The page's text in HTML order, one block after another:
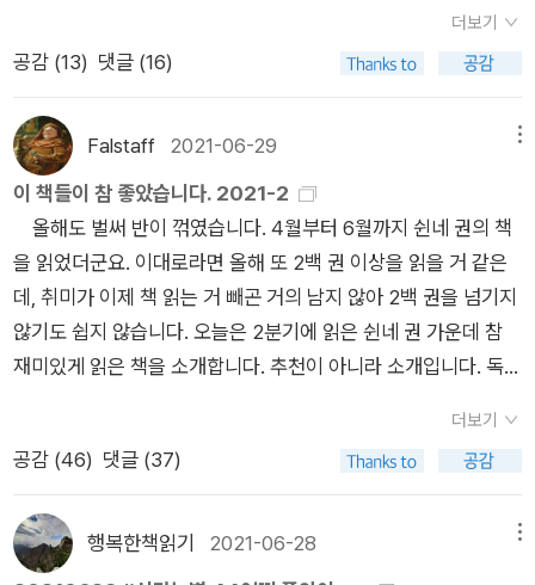
전 뒷길에서 밥벌이”를 해 “한 주일 두 주일 만에 만나 뜨겁고 진
밥알처럼 엉겨붙어” 자는 세월을 지내야 한다. (<유량>) 그러니
가장이라 해도 집안 살림이 어떤 용도로 쓰이는지 알 턱이 없다.
그래서 이런 시가 나왔겠지. 맛있는 밥 밥벌이한답시고 달포
넘게 비운 집에 든다 아내는 딴소리 없이 아이한테 젖을 물린다
허기진 나는 양푼 가득 밥을 비벼 곱절의 밥을 비운다 젖을 다 먹
인 아내가 아이를 안고 몸져눕듯 웃는다 우리 아가 똥기저귀통에
비벼먹으니까 더 맛있지? 아기도 소갈머리 없는 나도 잘 먹었다
고 끄으으, 트림을 한다 (전문) 그래봤자 자기 딸 똥기저귀 담았
던 그릇인데 거기다가 밥을 좀 비벼 먹은들 그게 뭐 대수랴. 알고
그런 것도 아닌데. 나 같아도 그냥 껄껄 웃고 말겠다. 시를 다 읽
자마자 그림이 탁, 그려지잖은가. 젊은 부부의 저녁상과 이어질
느긋한 밤 시간이. 이번 시집에선 저 앞에 말했듯이 ‘언어를 통해
읽고 독후감을 마감하자. 산사(山寺) 배롱나무 그늘 늘어진 절
간 요사 마루엔 노스님이 낮잠에 빠져 있다 흙벽에 삐딱하게 기
다. 그러니까 세상살이는, 하물며 온라인살이도, 나만 잘한다고
잘 되는 것이 아님을 깨닫게 했다. 지난 일 년간 알라딘 서재와 북
사의 선물(과연 선물??)로 2021년 <시라는별>에 올린 시집들
을 정리해 보겠습니다.^^ ​1. 이산하 시집 『악의 평범성』 『한라산』
『존재의 놀이』 올해 '이산하'라는 시인을 만나 참 좋았다. 이이의
시집은 어느 것 하나 쉽게 읽히지 않지만, 그럼에도 가장 좋았던
것은 내 머리와 가슴을 가장 크게 울렸기 때문이다. 그의 시들은
외면해서는 안 되는 이야기들을 시로 쓴 역사였다. <한라산>은
제주 4.3사건을 '가스실 없는 한국판 아우슈비츠'로, <악의 평범
성>은 <한라산>의 문제의식을 현재 시점으로, <존재의 놀이>
성을 시화했다. 리뷰에도 썼듯이 이산하는 '세상을 간절히 본 자
의 저문 눈빛 같은 풍경'을 그려내는 시인이다. 나에게 묻는다​꽃
리 내며 피더냐. 이 세상에 시끄러운 꽃은 하나도 없다. 꽃이 어떻
게 생겼더냐. 이 세상에 똑같은 꽃은 하나도 없다. 꽃이 모두 아름
어봐, 냄새나는 바닥을 내가 닦아줄게 그대와 내가 마주앉아 씻어
주던 바닥, 발다닥 ​그래, 우리 몸에 세 개의 바닥이 있지 손바닥과
혓바닥과 발바닥, 이 세 바닥을 죄 보여주고 감쌀 수 있다면 그건
사랑이겠지, 언젠가 바닥을 쳐도 좋을 사랑이겠지 ​​박성우 시인의
<<자두나무 정류장>>은 가문 날의 단비처럼 읽히는 시집이다.
메마른 땅에 방울방울 떨어져 푸석해진 흙들을 촉촉히 적셔주는
단비 같다. 시인은 시를 쓰기 위해 멀리, 에둘러 가지 않는다. 자
신이 발 딛고 사는 세상의 이모저모만 이야기할 뿐이다. 그 세상
은 시인의 고향이자 시골 내음 풀풀 풍기는 전북 정읍이다. 그 세
상 속 주인공들은 노루, 고라니, 닭, 소, 딱따구리, 오리알, 누에,
물까치, 이팝나무, 자두나무, 감나무, 해바라기, 참깨, 마늘밭, 살
구나무, 목단꽃, 애호박, 풀과 소똥 같은 자연과 한천댁, 청동댁,
구복리댁, 윗집할매, 늙은 작부, 청암양반 같은 동네 사람들이다.
은 이 시집의 첫 시다. 읽자마자 아, 이런 ‘괜찮아‘는 정말 괜찮아
라는 생각이 들었다. 바닥을 보일 수 있는 사이는 흔하지 않다. 대
더보기
공감 (13) 댓글 (16)
Falstaff 2021-06-29
이 책들이 참 좋았습니다. 2021-2
올해도 벌써 반이 꺾였습니다. 4월부터 6월까지 쉰네 권의 책
을 읽었더군요. 이대로라면 올해 또 2백 권 이상을 읽을 거 같은
데, 취미가 이제 책 읽는 거 빼곤 거의 남지 않아 2백 권을 넘기지
않기도 쉽지 않습니다. 오늘은 2분기에 읽은 쉰네 권 가운데 참
재미있게 읽은 책을 소개합니다. 추천이 아니라 소개입니다. 독서
읽은 날짜순입니다. 1. 류드밀라 페트루솁스카야, 《시간은 밤》
열세 편의 중단편을 실은 모음집. 작가 페트루솁스카야는 1차 세
계대전 이후 전 세계적으로 곤궁하던 시기에 출생해 어린 시절에
2차 세계대전까지 겪은 세대. 경제적으로는 배고픔과 빈곤 자체
가 늘 일용할 양식의 자리를 채웠고, 정치적으론 스탈린과 흐루쇼
더보기
공감 (46) 댓글 (37)
행복한책읽기 2021-06-28